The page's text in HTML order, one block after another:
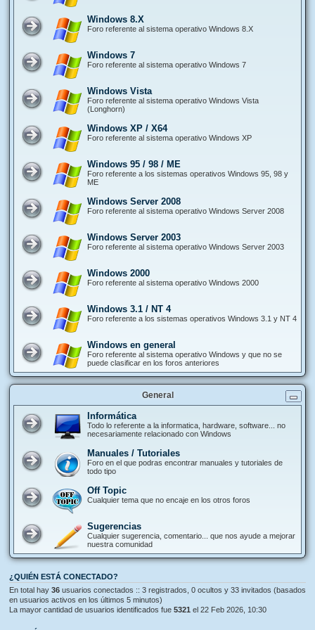
Windows 8.X
Foro referente al sistema operativo Windows 8.X
Windows 7
Foro referente al sistema operativo Windows 7
Windows Vista
Foro referente al sistema operativo Windows Vista
(Longhorn)
Windows XP / X64
Foro referente al sistema operativo Windows XP
Windows 95 / 98 / ME
Foro referente a los sistemas operativos Windows 95, 98 y
ME
Windows Server 2008
Foro referente al sistema operativo Windows Server 2008
Windows Server 2003
Foro referente al sistema operativo Windows Server 2003
Windows 2000
Foro referente al sistema operativo Windows 2000
Windows 3.1 / NT 4
Foro referente a los sistemas operativos Windows 3.1 y NT 4
Windows en general
Foro referente al sistema operativo Windows y que no se
puede clasificar en los foros anteriores
General
Informática
Todo lo referente a la informatica, hardware, software... no
necesariamente relacionado con Windows
Manuales / Tutoriales
Foro en el que podras encontrar manuales y tutoriales de
todo tipo
Off Topic
Cualquier tema que no encaje en los otros foros
Sugerencias
Cualquier sugerencia, comentario... que nos ayude a mejorar
nuestra comunidad
¿QUIÉN ESTÁ CONECTADO?
En total hay 36 usuarios conectados :: 3 registrados, 0 ocultos y 33 invitados (basados
en usuarios activos en los últimos 5 minutos)
La mayor cantidad de usuarios identificados fue 5321 el 22 Feb 2026, 10:30